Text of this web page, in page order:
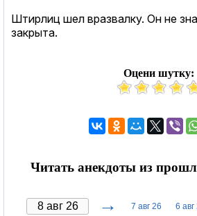
Штирлиц шел вразвалку. Он не
закрыта.
Оцени шутку:
Читать анекдоты из
→ 7 авг 26 6 авг